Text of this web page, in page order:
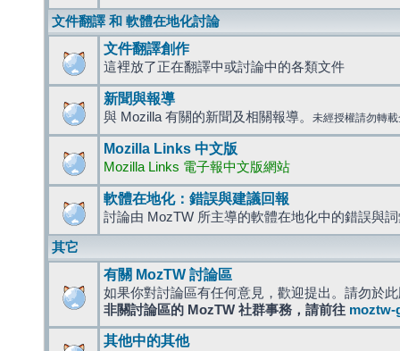
文件翻譯 和 軟體在地化討論
文件翻譯創作
這裡放了正在翻譯中或討論中的各類文件
新聞與報導
與 Mozilla 有關的新聞及相關報導。 未經授權請勿轉
Mozilla Links 中文版
Mozilla Links 電子報中文版網站
軟體在地化：錯誤與建議回報
討論由 MozTW 所主導的軟體在地化中的錯誤與
其它
有關 MozTW 討論區
如果你對討論區有任何意見，歡迎提出。請勿於
非關討論區的 MozTW 社群事務，請前往 moztw-
其他中的其他